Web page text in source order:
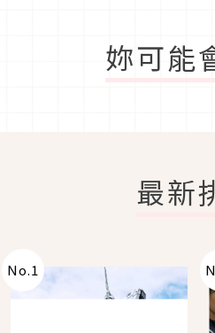
妳可能
最新
No.1